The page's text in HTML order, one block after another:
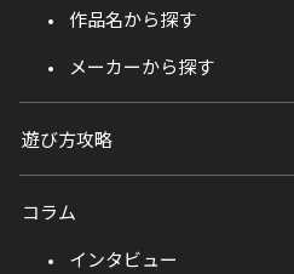
作品名から探す
メーカーから探す
遊び方攻略
コラム
インタビュー